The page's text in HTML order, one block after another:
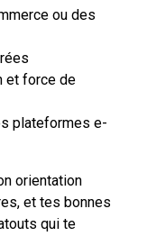
ou des
et force de
plateformes e-
orientation
et tes bonnes
qui te